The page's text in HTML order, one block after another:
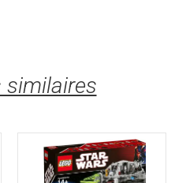
similaires